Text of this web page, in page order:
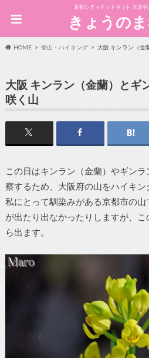
京都シティドットネット 大文
きょうの
HOME 登山・ハイキング 大阪 キンラン（金
大阪 キンラン（金蘭）とギ
咲く山
この日はキンラン（金蘭）やギン
察するため、大阪府の山をハイキン
私にとって馴染みがある京都市の
が出たり出なかったりしますが、
ら出ます。